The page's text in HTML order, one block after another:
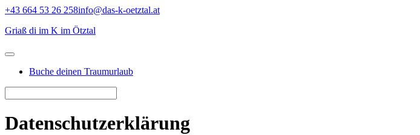
Skip
content
+43 664 53 26 258info@das-k-oetztal.at
Griaß di im K im Ötztal
Buche deinen Traumurlaub
Datenschutzerklärung